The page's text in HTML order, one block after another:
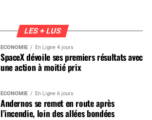
LES + LUS
ÉCONOMIE En Ligne 4 jours
SpaceX dévoile ses premiers résultats avec
une action à moitié prix
ÉCONOMIE En Ligne 6 jours
Andernos se remet en route après
l’incendie, loin des allées bondées